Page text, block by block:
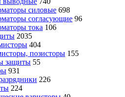
силовые 698
согласующие 96
тока 106
2035
404
позисторы 155
защиты 55
931
226
224